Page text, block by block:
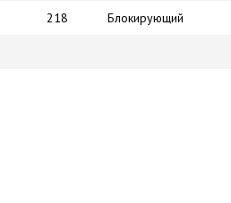
218 Блокирующий